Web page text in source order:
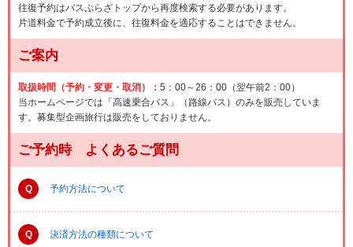
往復予約はバスぷらざトップから再度検索する必要があります。
片道料金で予約成立後に、往復料金を適応することはできません。
ご案内
取扱時間（予約・変更・取消）： 5：00～26：00（翌午前2：00）
当ホームページでは「高速乗合バス」（路線バス）のみを販売していま
す。募集型企画旅行は販売をしておりません。
ご予約時 よくあるご質問
Q 予約方法について
Q 決済方法の種類について